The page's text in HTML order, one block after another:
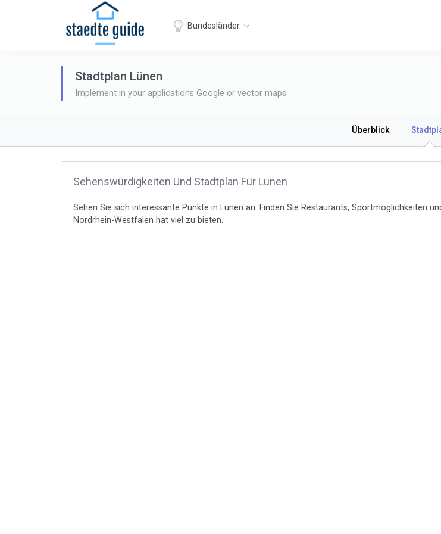
Bundesländer
Stadtplan Lünen
Implement in your applications Google or vector maps.
Überblick
Sehenswürdigkeiten Und Stadtplan Für Lünen
Sehen Sie sich interessante Punkte in Lünen an. Finden Sie Restaurants, Sportmöglichkeiten
Nordrhein-Westfalen hat viel zu bieten.